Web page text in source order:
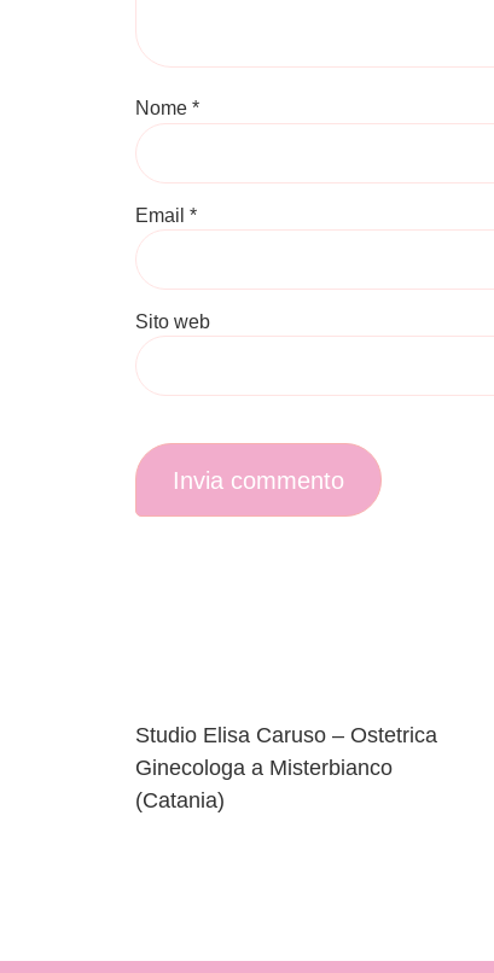
Nome *
Email *
Sito web
Studio Elisa Caruso – Ostetrica
Ginecologa a Misterbianco
(Catania)